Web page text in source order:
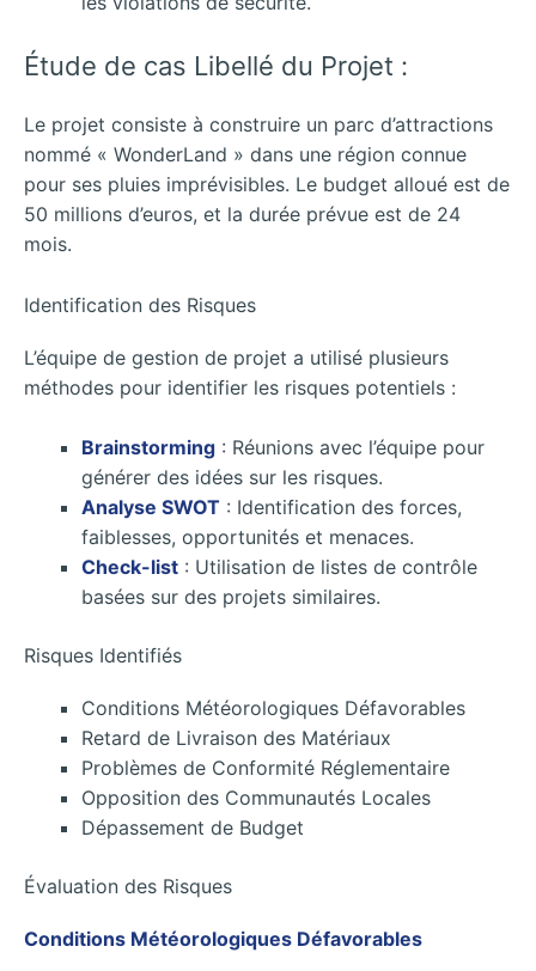
Étude de cas Libellé du Projet :
Le projet consiste à construire un parc d’attractions
nommé « WonderLand » dans une région connue
pour ses pluies imprévisibles. Le budget alloué est de
50 millions d’euros, et la durée prévue est de 24
mois.
Identification des Risques
L’équipe de gestion de projet a utilisé plusieurs
méthodes pour identifier les risques potentiels :
Brainstorming : Réunions avec l’équipe pour
générer des idées sur les risques.
Analyse SWOT : Identification des forces,
faiblesses, opportunités et menaces.
Check-list : Utilisation de listes de contrôle
basées sur des projets similaires.
Risques Identifiés
Conditions Météorologiques Défavorables
Retard de Livraison des Matériaux
Problèmes de Conformité Réglementaire
Opposition des Communautés Locales
Dépassement de Budget
Évaluation des Risques
Conditions Météorologiques Défavorables